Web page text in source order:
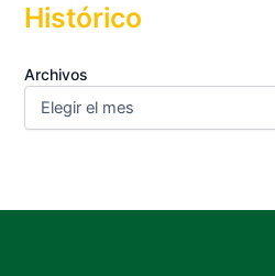
Histórico
Archivos